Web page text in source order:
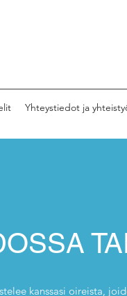
Yhteystiedot ja
kanssasi oireista,